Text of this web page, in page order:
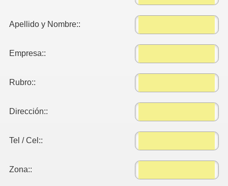
Apellido y Nombre::
Empresa::
Rubro::
Dirección::
Tel / Cel::
Zona::